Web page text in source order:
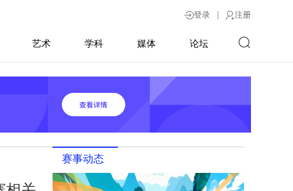
登录 | 注册
艺术 学科 媒体 论坛
赛事动态